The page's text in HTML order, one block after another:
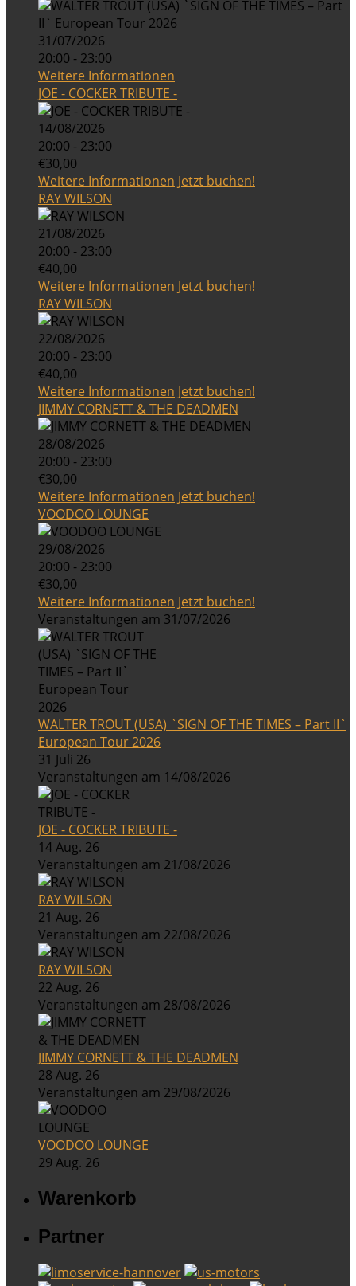
31/07/2026
20:00 - 23:00
Weitere Informationen
JOE - COCKER TRIBUTE -
14/08/2026
20:00 - 23:00
€30,00
Weitere Informationen Jetzt buchen!
RAY WILSON
21/08/2026
20:00 - 23:00
€40,00
Weitere Informationen Jetzt buchen!
RAY WILSON
22/08/2026
20:00 - 23:00
€40,00
Weitere Informationen Jetzt buchen!
JIMMY CORNETT & THE DEADMEN
28/08/2026
20:00 - 23:00
€30,00
Weitere Informationen Jetzt buchen!
VOODOO LOUNGE
29/08/2026
20:00 - 23:00
€30,00
Weitere Informationen Jetzt buchen!
Veranstaltungen am 31/07/2026
WALTER TROUT (USA) `SIGN OF THE TIMES – Part II`
European Tour 2026
31 Juli 26
Veranstaltungen am 14/08/2026
JOE - COCKER TRIBUTE -
14 Aug. 26
Veranstaltungen am 21/08/2026
RAY WILSON
21 Aug. 26
Veranstaltungen am 22/08/2026
RAY WILSON
22 Aug. 26
Veranstaltungen am 28/08/2026
JIMMY CORNETT & THE DEADMEN
28 Aug. 26
Veranstaltungen am 29/08/2026
VOODOO LOUNGE
29 Aug. 26
Warenkorb
Partner